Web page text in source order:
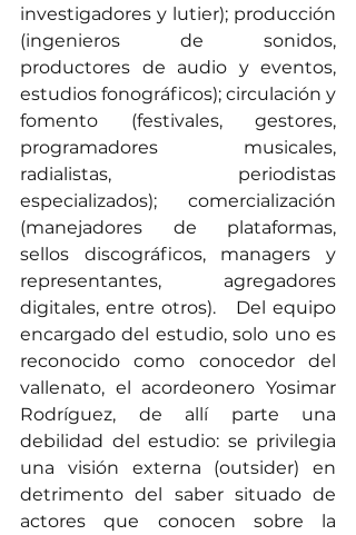
investigadores y lutier); producción
(ingenieros de sonidos,
productores de audio y eventos,
estudios fonográficos); circulación y
fomento (festivales, gestores,
programadores musicales,
radialistas, periodistas
especializados); comercialización
(manejadores de plataformas,
sellos discográficos, managers y
representantes, agregadores
digitales, entre otros).   Del equipo
encargado del estudio, solo uno es
reconocido como conocedor del
vallenato, el acordeonero Yosimar
Rodríguez, de allí parte una
debilidad del estudio: se privilegia
una visión externa (outsider) en
detrimento del saber situado de
actores que conocen sobre la